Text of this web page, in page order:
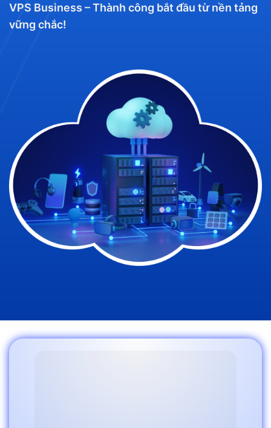
VPS Business – Thành công bắt đầu từ nền tảng
vững chắc!